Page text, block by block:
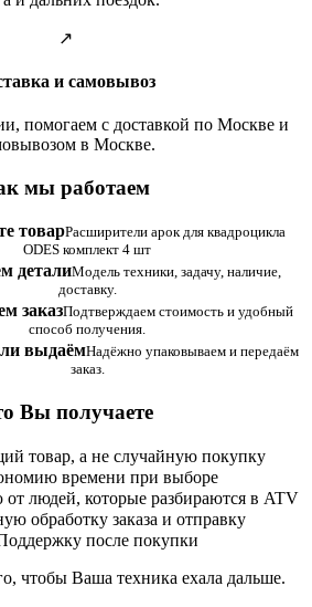
↗
и самовывоз
помогаем с доставкой по Москве и
в Москве.
мы работаем
товарРасширители арок для квадроцикла
ODES комплект 4 шт
деталиМодель техники, задачу, наличие,
доставку.
заказПодтверждаем стоимость и удобный
способ получения.
выдаёмНадёжно упаковываем и передаём
заказ.
Вы получаете
товар, а не случайную покупку
времени при выборе
от людей, которые разбираются в ATV
обработку заказа и отправку
после покупки
чтобы Ваша техника ехала дальше.